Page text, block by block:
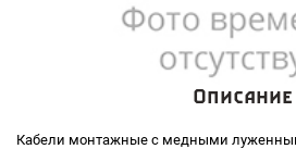
Описание
Кабели монтажные с медными